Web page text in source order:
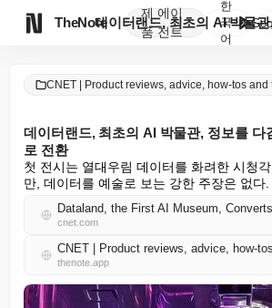
TheNote
제
품
에이
전트
한
국
어
CNET | Product reviews, advice, how-tos and
데이터랜드, 최초의 AI 박물관, 정보를 다
로 전환
첫 전시는 열대우림 데이터를 화려한 시청
만, 데이터를 예술로 보는 강한 주장은 없다.
cnet.com
thenote.app